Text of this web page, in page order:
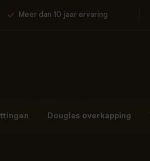
Meer dan 10 jaar ervaring
Douglas overkapping